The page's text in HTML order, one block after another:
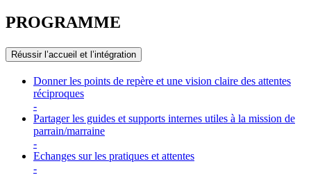
PROGRAMME
Réussir l’accueil et l’intégration
Donner les points de repère et une vision claire des attentes
réciproques
-
Partager les guides et supports internes utiles à la mission de
parrain/marraine
-
Echanges sur les pratiques et attentes
-